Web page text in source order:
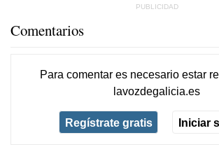
Comentarios
Para comentar es necesario estar
lavozdegalicia.es
Regístrate gratis Iniciar